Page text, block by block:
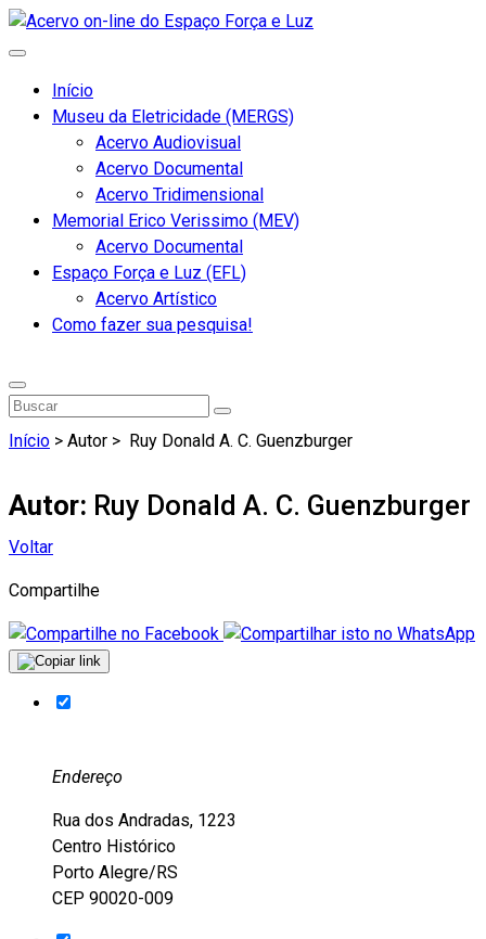
Início
Museu da Eletricidade (MERGS)
Acervo Audiovisual
Acervo Documental
Acervo Tridimensional
Memorial Erico Verissimo (MEV)
Acervo Documental
Espaço Força e Luz (EFL)
Acervo Artístico
Como fazer sua pesquisa!
Início > Autor > Ruy Donald A. C. Guenzburger
Autor: Ruy Donald A. C. Guenzburger
Voltar
Compartilhe
Endereço
Rua dos Andradas, 1223
Centro Histórico
Porto Alegre/RS
CEP 90020-009